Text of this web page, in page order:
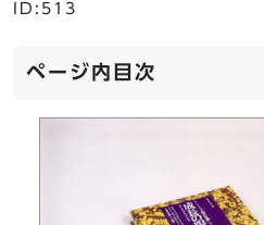
ID:513
ページ内目次